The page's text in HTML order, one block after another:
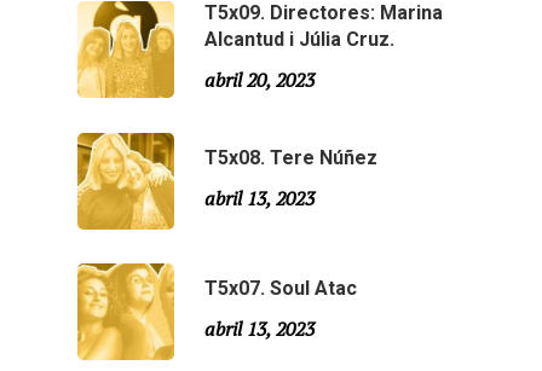
T5x09. Directores: Marina
Alcantud i Júlia Cruz.
abril 20, 2023
T5x08. Tere Núñez
abril 13, 2023
T5x07. Soul Atac
abril 13, 2023
Especial Estiu
Monty Peiró